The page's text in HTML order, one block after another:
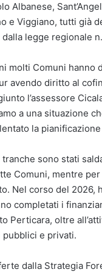
Albanese,
e Viggiano, tutti già
legge regionale
molti Comuni hanno
avendo diritto al
l’assessore
a una situazione
la
tranche sono stati
Comuni, mentre
Nel corso del 2026,
completati i
Perticara, oltre
e privati.
dalla Strategia